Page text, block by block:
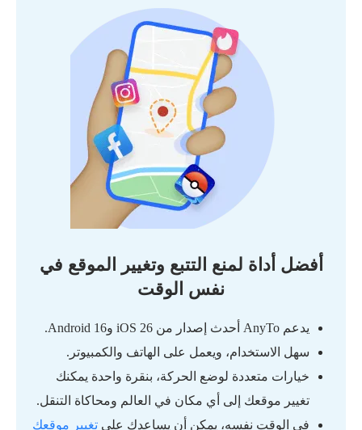
أفضل أداة لمنع التتبع وتغيير الموقع في
نفس الوقت
يدعم AnyTo أحدث إصدار من iOS 26 وAndroid 16.
سهل الاستخدام، ويعمل على الهاتف والكمبيوتر.
خيارات متعددة لوضع الحركة، بنقرة واحدة يمكنك
تغيير موقعك إلى أي مكان في العالم ومحاكاة التنقل.
في الوقت نفسه، يمكن أن يساعدك على تغيير موقعك